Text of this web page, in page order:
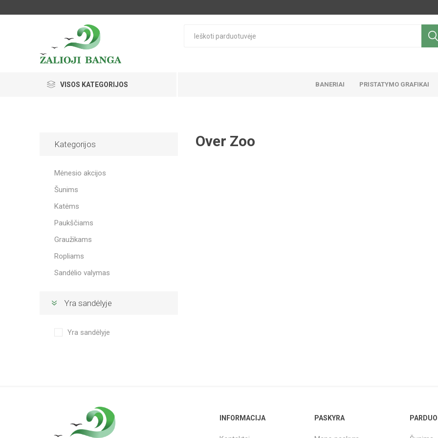
VISOS KATEGORIJOS BANERIAI PRISTATYMO GRAFIKAI
Over Zoo
Kategorijos
Mėnesio akcijos
Šunims
Katėms
Paukščiams
Graužikams
Ropliams
Sandėlio valymas
Yra sandėlyje
Yra sandėlyje
INFORMACIJA PASKYRA